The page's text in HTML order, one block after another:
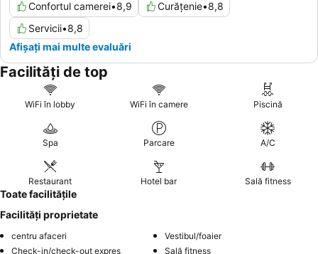
Confortul camerei•8,9 Curățenie•8,8
Servicii•8,8
Afișați mai multe evaluări
Facilități de top
WiFi în lobby WiFi în camere Piscină
Spa Parcare A/C
Restaurant Hotel bar Sală fitness
Toate facilitățile
Facilități proprietate
centru afaceri
Vestibul/foaier
Check-in/check-out expres
Sală fitness